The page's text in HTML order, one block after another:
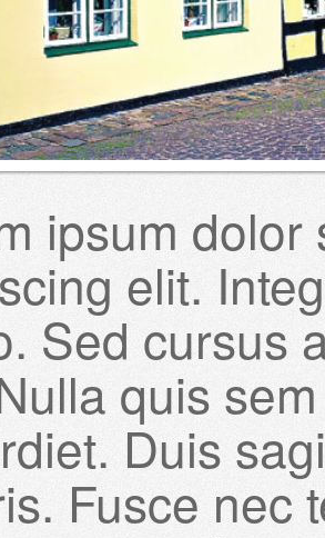
ipsum
elit.
Sed cursus
quis
Duis
Fusce nec